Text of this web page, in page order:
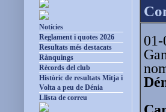
Notícies
Reglament i quotes 2026
Resultats més destacats
Rànquings
Rècords del club
Històric de resultats Mitja i
Volta a peu de Dénia
Llista de correu